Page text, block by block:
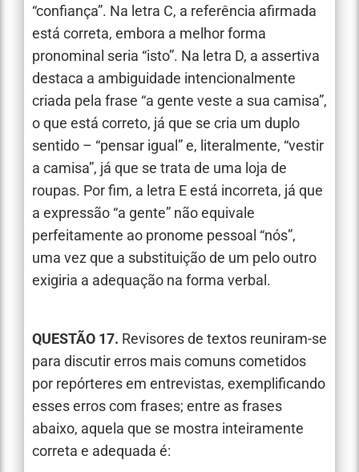
“confiança”. Na letra C, a referência afirmada
está correta, embora a melhor forma
pronominal seria “isto”. Na letra D, a assertiva
destaca a ambiguidade intencionalmente
criada pela frase “a gente veste a sua camisa”,
o que está correto, já que se cria um duplo
sentido – “pensar igual” e, literalmente, “vestir
a camisa”, já que se trata de uma loja de
roupas. Por fim, a letra E está incorreta, já que
a expressão “a gente” não equivale
perfeitamente ao pronome pessoal “nós”,
uma vez que a substituição de um pelo outro
exigiria a adequação na forma verbal.
QUESTÃO 17. Revisores de textos reuniram-se
para discutir erros mais comuns cometidos
por repórteres em entrevistas, exemplificando
esses erros com frases; entre as frases
abaixo, aquela que se mostra inteiramente
correta e adequada é: